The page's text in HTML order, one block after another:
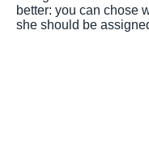
better: you can chose
she should be